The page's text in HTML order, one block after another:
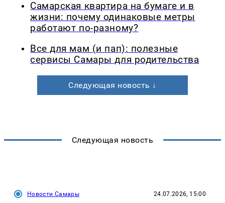
Самарская квартира на бумаге и в
жизни: почему одинаковые метры
работают по-разному?
Все для мам (и пап): полезные
сервисы Самары для родительства
Следующая новость ↓
Следующая новость
Новости Самары 24.07.2026, 15:00